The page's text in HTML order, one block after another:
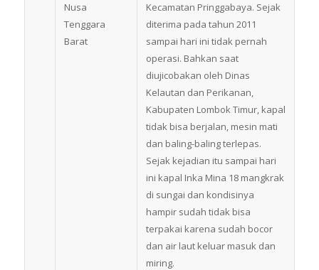
Nusa
Tenggara
Barat
Kecamatan Pringgabaya. Sejak
diterima pada tahun 2011
sampai hari ini tidak pernah
operasi. Bahkan saat
diujicobakan oleh Dinas
Kelautan dan Perikanan,
Kabupaten Lombok Timur, kapal
tidak bisa berjalan, mesin mati
dan baling-baling terlepas.
Sejak kejadian itu sampai hari
ini kapal Inka Mina 18 mangkrak
di sungai dan kondisinya
hampir sudah tidak bisa
terpakai karena sudah bocor
dan air laut keluar masuk dan
miring.